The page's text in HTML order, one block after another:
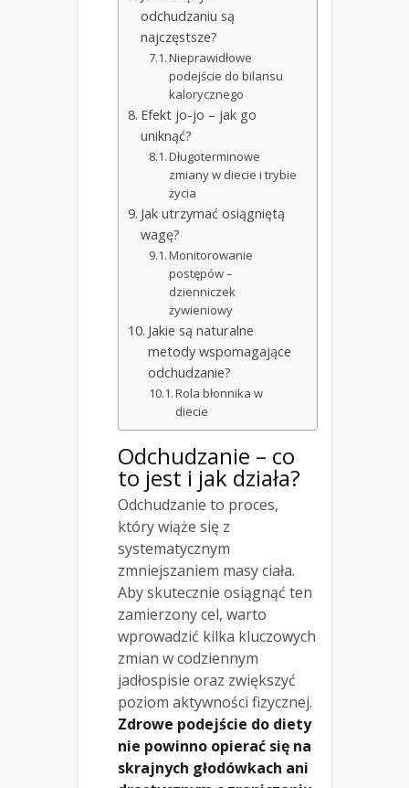
odchudzaniu są
najczęstsze?
Nieprawidłowe
podejście do bilansu
kalorycznego
Efekt jo-jo – jak go
uniknąć?
Długoterminowe
zmiany w diecie i trybie
życia
Jak utrzymać osiągniętą
wagę?
Monitorowanie
postępów –
dzienniczek
żywieniowy
Jakie są naturalne
metody wspomagające
odchudzanie?
Rola błonnika w
diecie
Odchudzanie – co
to jest i jak działa?
Odchudzanie to proces,
który wiąże się z
systematycznym
zmniejszaniem masy ciała.
Aby skutecznie osiągnąć ten
zamierzony cel, warto
wprowadzić kilka kluczowych
zmian w codziennym
jadłospisie oraz zwiększyć
poziom aktywności fizycznej.
Zdrowe podejście do diety
nie powinno opierać się na
skrajnych głodówkach ani